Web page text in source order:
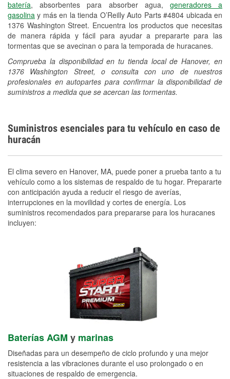
batería, absorbentes para absorber agua, generadores a
gasolina y más en la tienda O’Reilly Auto Parts #4804 ubicada en
1376 Washington Street. Encuentra los productos que necesitas
de manera rápida y fácil para ayudar a prepararte para las
tormentas que se avecinan o para la temporada de huracanes.
Comprueba la disponibilidad en tu tienda local de Hanover, en
1376 Washington Street, o consulta con uno de nuestros
profesionales en autopartes para confirmar la disponibilidad de
suministros a medida que se acercan las tormentas.
Suministros esenciales para tu vehículo en caso de
huracán
El clima severo en Hanover, MA, puede poner a prueba tanto a tu
vehículo como a los sistemas de respaldo de tu hogar. Prepararte
con anticipación ayuda a reducir el riesgo de averías,
interrupciones en la movilidad y cortes de energía. Los
suministros recomendados para prepararse para los huracanes
incluyen:
Baterías AGM y marinas
Diseñadas para un desempeño de ciclo profundo y una mejor
resistencia a las vibraciones durante el uso prolongado o en
situaciones de respaldo de emergencia.